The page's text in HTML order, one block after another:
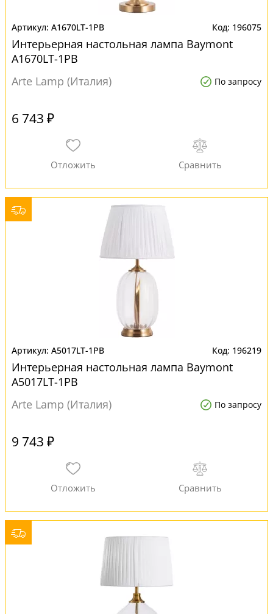
A1670LT-1PB 196075
Интерьерная настольная лампа Baymont
A1670LT-1PB
Arte Lamp (Италия)
По запросу
6 743 ₽
A5017LT-1PB 196219
Интерьерная настольная лампа Baymont
A5017LT-1PB
Arte Lamp (Италия)
По запросу
9 743 ₽